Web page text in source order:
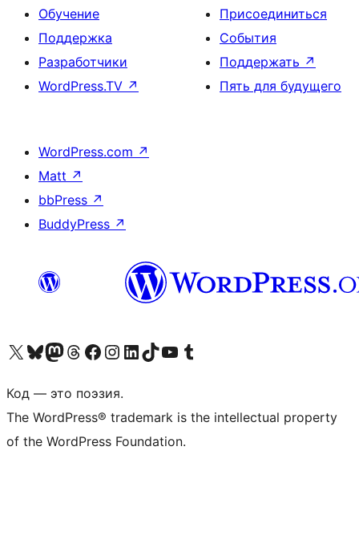
Обучение
Поддержка
Разработчики
WordPress.TV ↗
Присоединиться
События
Поддержать ↗
Пять для будущего
WordPress.com ↗
Matt ↗
bbPress ↗
BuddyPress ↗
Посетите нас в X (ранее Twitter)
Посетите нашу учётную запись в Bluesky
Посетите нашу ленту в Mastodon
Посетите нашу учётную запись в Threads
Посетите нашу страницу на Facebook
Посетите наш Instagram
Посетите нашу страницу в LinkedIn
Посетите нашу учётную запись в TikTok
Посетите наш канал YouTube
Посетите нашу учётную запись в Tumblr
Код — это поэзия.
The WordPress® trademark is the intellectual property
of the WordPress Foundation.